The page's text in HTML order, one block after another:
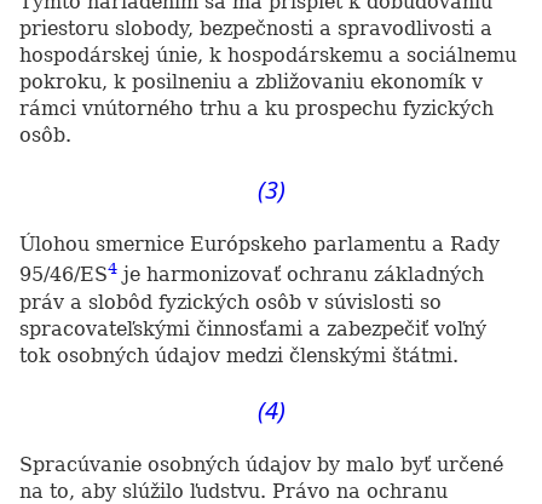
priestoru slobody, bezpečnosti a spravodlivosti a
hospodárskej únie, k hospodárskemu a sociálnemu
pokroku, k posilneniu a zbližovaniu ekonomík v
rámci vnútorného trhu a ku prospechu fyzických
osôb.
(3)
Úlohou smernice Európskeho parlamentu a Rady
95/46/ES4 je harmonizovať ochranu základných
práv a slobôd fyzických osôb v súvislosti so
spracovateľskými činnosťami a zabezpečiť voľný
tok osobných údajov medzi členskými štátmi.
(4)
Spracúvanie osobných údajov by malo byť určené
na to, aby slúžilo ľudstvu. Právo na ochranu